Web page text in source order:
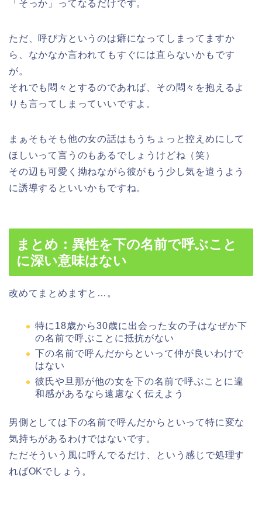
「そっか」ってなるだけです。
ただ、呼び方というのは癖になってしまってますか
ら、なかなか言われてもすぐには直らないかもです
が。
それでも悶々とするのであれば、その悶々を抱えるよ
りも言ってしまっていいですよ。
まぁそもそも他の女の話はもうちょっと控えめにして
ほしいって言うのもあるでしょうけどね（笑）
その辺も可愛く拗ねながら彼がもう少し気を遣うよう
に誘導するといいかもですね。
まとめ：異性を下の名前で呼ぶこと
に深い意味はない
改めてまとめますと…。
特に18歳から30歳に出会った女の子はなぜか下
の名前で呼ぶことに抵抗がない
下の名前で呼んだからといって仲が良いわけで
はない
彼氏や旦那が他の女を下の名前で呼ぶことに違
和感があるなら遠慮なく伝えよう
男側としては下の名前で呼んだからといって特に変な
気持ちがあるわけではないです。
ただそういう風に呼んでるだけ、という感じで処理す
ればOKでしょう。